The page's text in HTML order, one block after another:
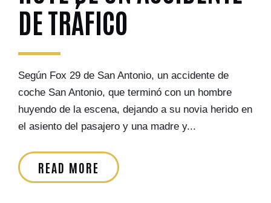
DE TRÁFICO
Según Fox 29 de San Antonio, un accidente de
coche San Antonio, que terminó con un hombre
huyendo de la escena, dejando a su novia herido en
el asiento del pasajero y una madre y...
READ MORE